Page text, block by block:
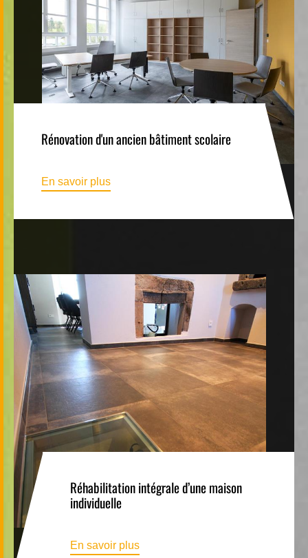
Rénovation d'un ancien bâtiment scolaire
En savoir plus
Réhabilitation intégrale d’une maison
individuelle
En savoir plus